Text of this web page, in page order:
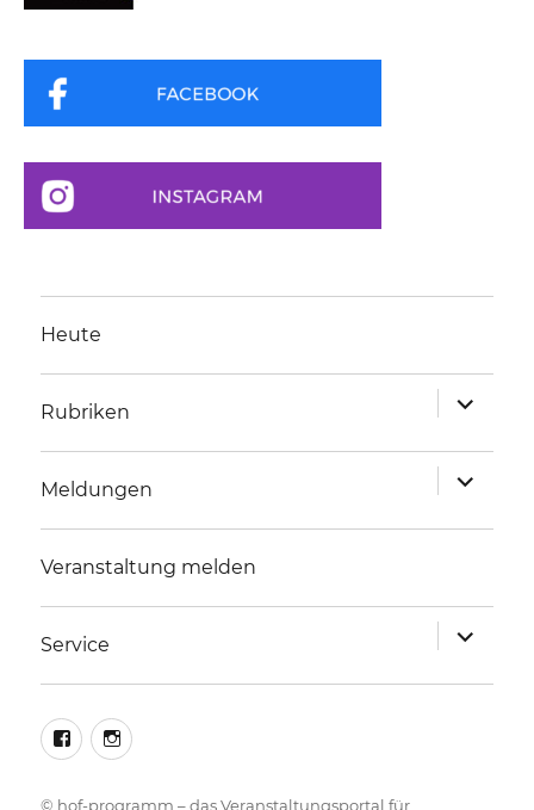
Heute
Rubriken
anzeigen
Meldungen
anzeigen
Veranstaltung melden
Service
anzeigen
facebookinstagram
© hof-programm – das Veranstaltungsportal für